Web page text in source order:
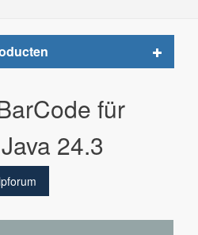
Toggle
für
24.3